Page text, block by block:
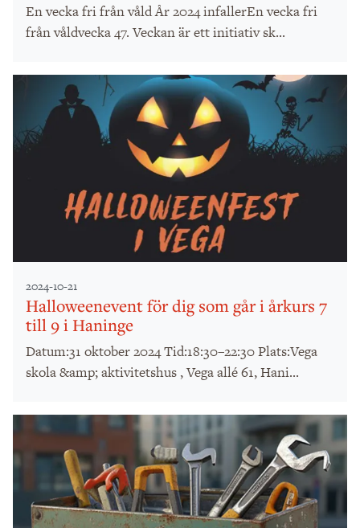
En vecka fri från våld År 2024 infallerEn vecka fri
från våldvecka 47. Veckan är ett initiativ sk...
2024-10-21
Halloweenevent för dig som går i årkurs 7
till 9 i Haninge
Datum:31 oktober 2024 Tid:18:30–22:30 Plats:Vega
skola &amp; aktivitetshus , Vega allé 61, Hani...